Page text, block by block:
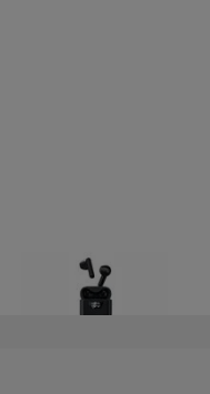
Qilive Q.1342 Led Screen Preto